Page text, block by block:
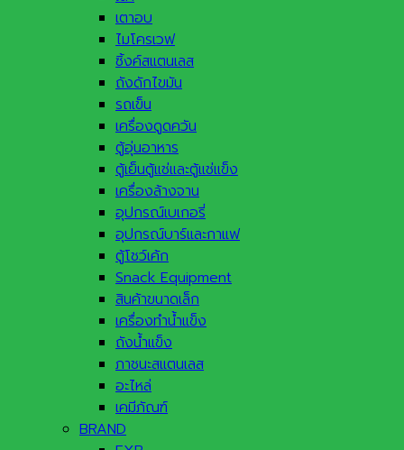
เตาอบ
ไมโครเวฟ
ซิ้งค์สแตนเลส
ถังดักไขมัน
รถเข็น
เครื่องดูดควัน
ตู้อุ่นอาหาร
ตู้เย็นตู้แช่และตู้แช่แข็ง
เครื่องล้างจาน
อุปกรณ์เบเกอรี่
อุปกรณ์บาร์และกาแฟ
ตู้โชว์เค้ก
Snack Equipment
สินค้าขนาดเล็ก
เครื่องทำน้ำแข็ง
ถังน้ำแข็ง
ภาชนะสแตนเลส
อะไหล่
เคมีภัณฑ์
BRAND